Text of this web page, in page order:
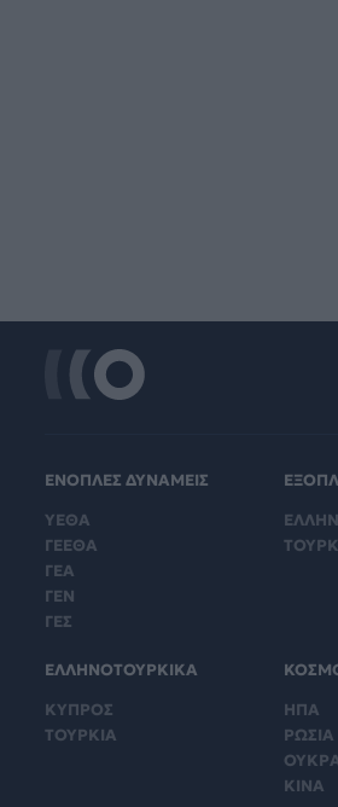
ΕΝΟΠΛΕΣ ΔΥΝΑΜΕΙΣ
ΥΕΘΑ
ΓΕΕΘΑ
ΓΕΑ
ΓΕΝ
ΓΕΣ
ΕΛΛΗΝΟΤΟΥΡΚΙΚΑ
ΚΥΠΡΟΣ
ΤΟΥΡΚΙΑ
ΗΠΑ
ΡΩΣΙΑ
ΚΙΝΑ